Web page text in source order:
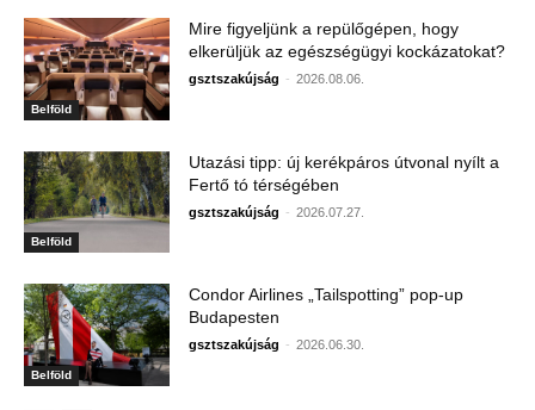
Belföld
Mire figyeljünk a repülőgépen, hogy
elkerüljük az egészségügyi kockázatokat?
gsztszakújság - 2026.08.06.
Belföld
Utazási tipp: új kerékpáros útvonal nyílt a
Fertő tó térségében
gsztszakújság - 2026.07.27.
Belföld
Condor Airlines „Tailspotting” pop-up
Budapesten
gsztszakújság - 2026.06.30.